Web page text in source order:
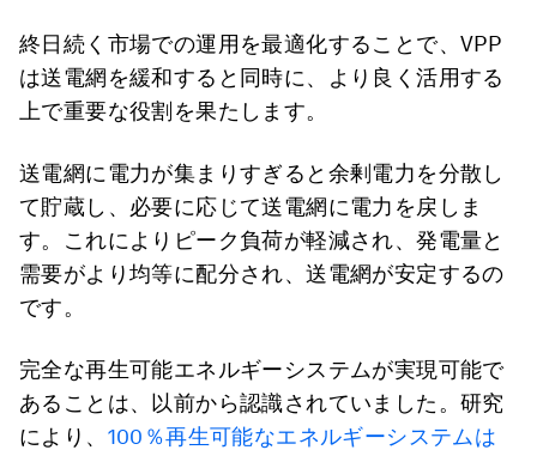
終日続く市場での運用を最適化することで、VPP
は送電網を緩和すると同時に、より良く活用する
上で重要な役割を果たします。
送電網に電力が集まりすぎると余剰電力を分散し
て貯蔵し、必要に応じて送電網に電力を戻しま
す。これによりピーク負荷が軽減され、発電量と
需要がより均等に配分され、送電網が安定するの
です。
完全な再生可能エネルギーシステムが実現可能で
あることは、以前から認識されていました。研究
により、 100％再生可能なエネルギーシステムは